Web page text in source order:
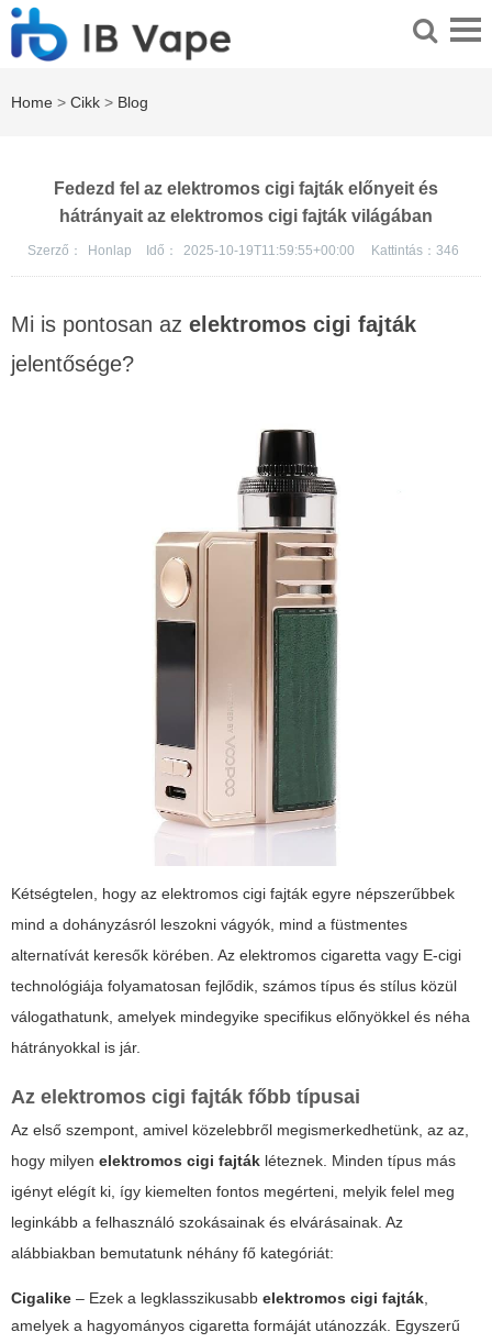
Home > Cikk > Blog
Fedezd fel az elektromos cigi fajták előnyeit és
hátrányait az elektromos cigi fajták világában
Szerző： Honlap Idő： 2025-10-19T11:59:55+00:00 Kattintás： 346
Mi is pontosan az elektromos cigi fajták
jelentősége?
Kétségtelen, hogy az elektromos cigi fajták egyre népszerűbbek
mind a dohányzásról leszokni vágyók, mind a füstmentes
alternatívát keresők körében. Az elektromos cigaretta vagy E-cigi
technológiája folyamatosan fejlődik, számos típus és stílus közül
válogathatunk, amelyek mindegyike specifikus előnyökkel és néha
hátrányokkal is jár.
Az elektromos cigi fajták főbb típusai
Az első szempont, amivel közelebbről megismerkedhetünk, az az,
hogy milyen elektromos cigi fajták léteznek. Minden típus más
igényt elégít ki, így kiemelten fontos megérteni, melyik felel meg
leginkább a felhasználó szokásainak és elvárásainak. Az
alábbiakban bemutatunk néhány fő kategóriát:
Cigalike – Ezek a legklasszikusabb elektromos cigi fajták,
amelyek a hagyományos cigaretta formáját utánozzák. Egyszerű